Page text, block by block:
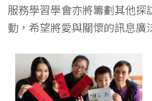
服務學習學會亦將籌劃其他探
動，希望將愛與關懷的訊息廣